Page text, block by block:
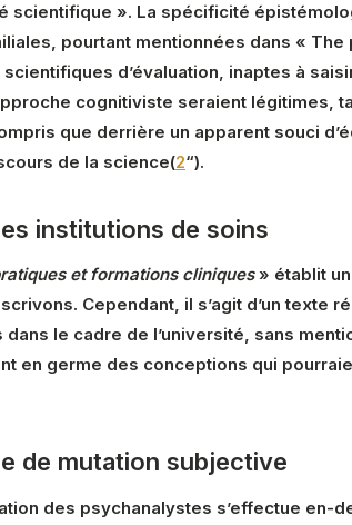
scientifique ». La spécificité
pourtant mentionnées dans «
d’évaluation, inaptes à
cognitiviste seraient légitimes,
que derrière un apparent souci
de la science(2“).
institutions de soins
et formations cliniques » établit
Cependant, il s’agit d’un
le cadre de l’université, sans
en germe des conceptions qui
de mutation subjective
des psychanalystes s’effectue en-